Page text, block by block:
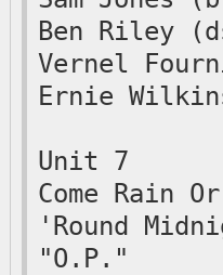
Ben Riley
Vernel
Ernie
Unit 7
Come Rain
'Round
"O.P."